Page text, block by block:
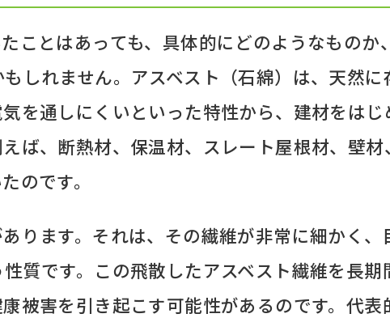
ことはあっても、具体的にどのようなものか
しれません。アスベスト（石綿）は、天然に
を通しにくいといった特性から、建材をはじ
ば、断熱材、保温材、スレート屋根材、壁材
のです。
ります。それは、その繊維が非常に細かく、
質です。この飛散したアスベスト繊維を長期
被害を引き起こす可能性があるのです。代表